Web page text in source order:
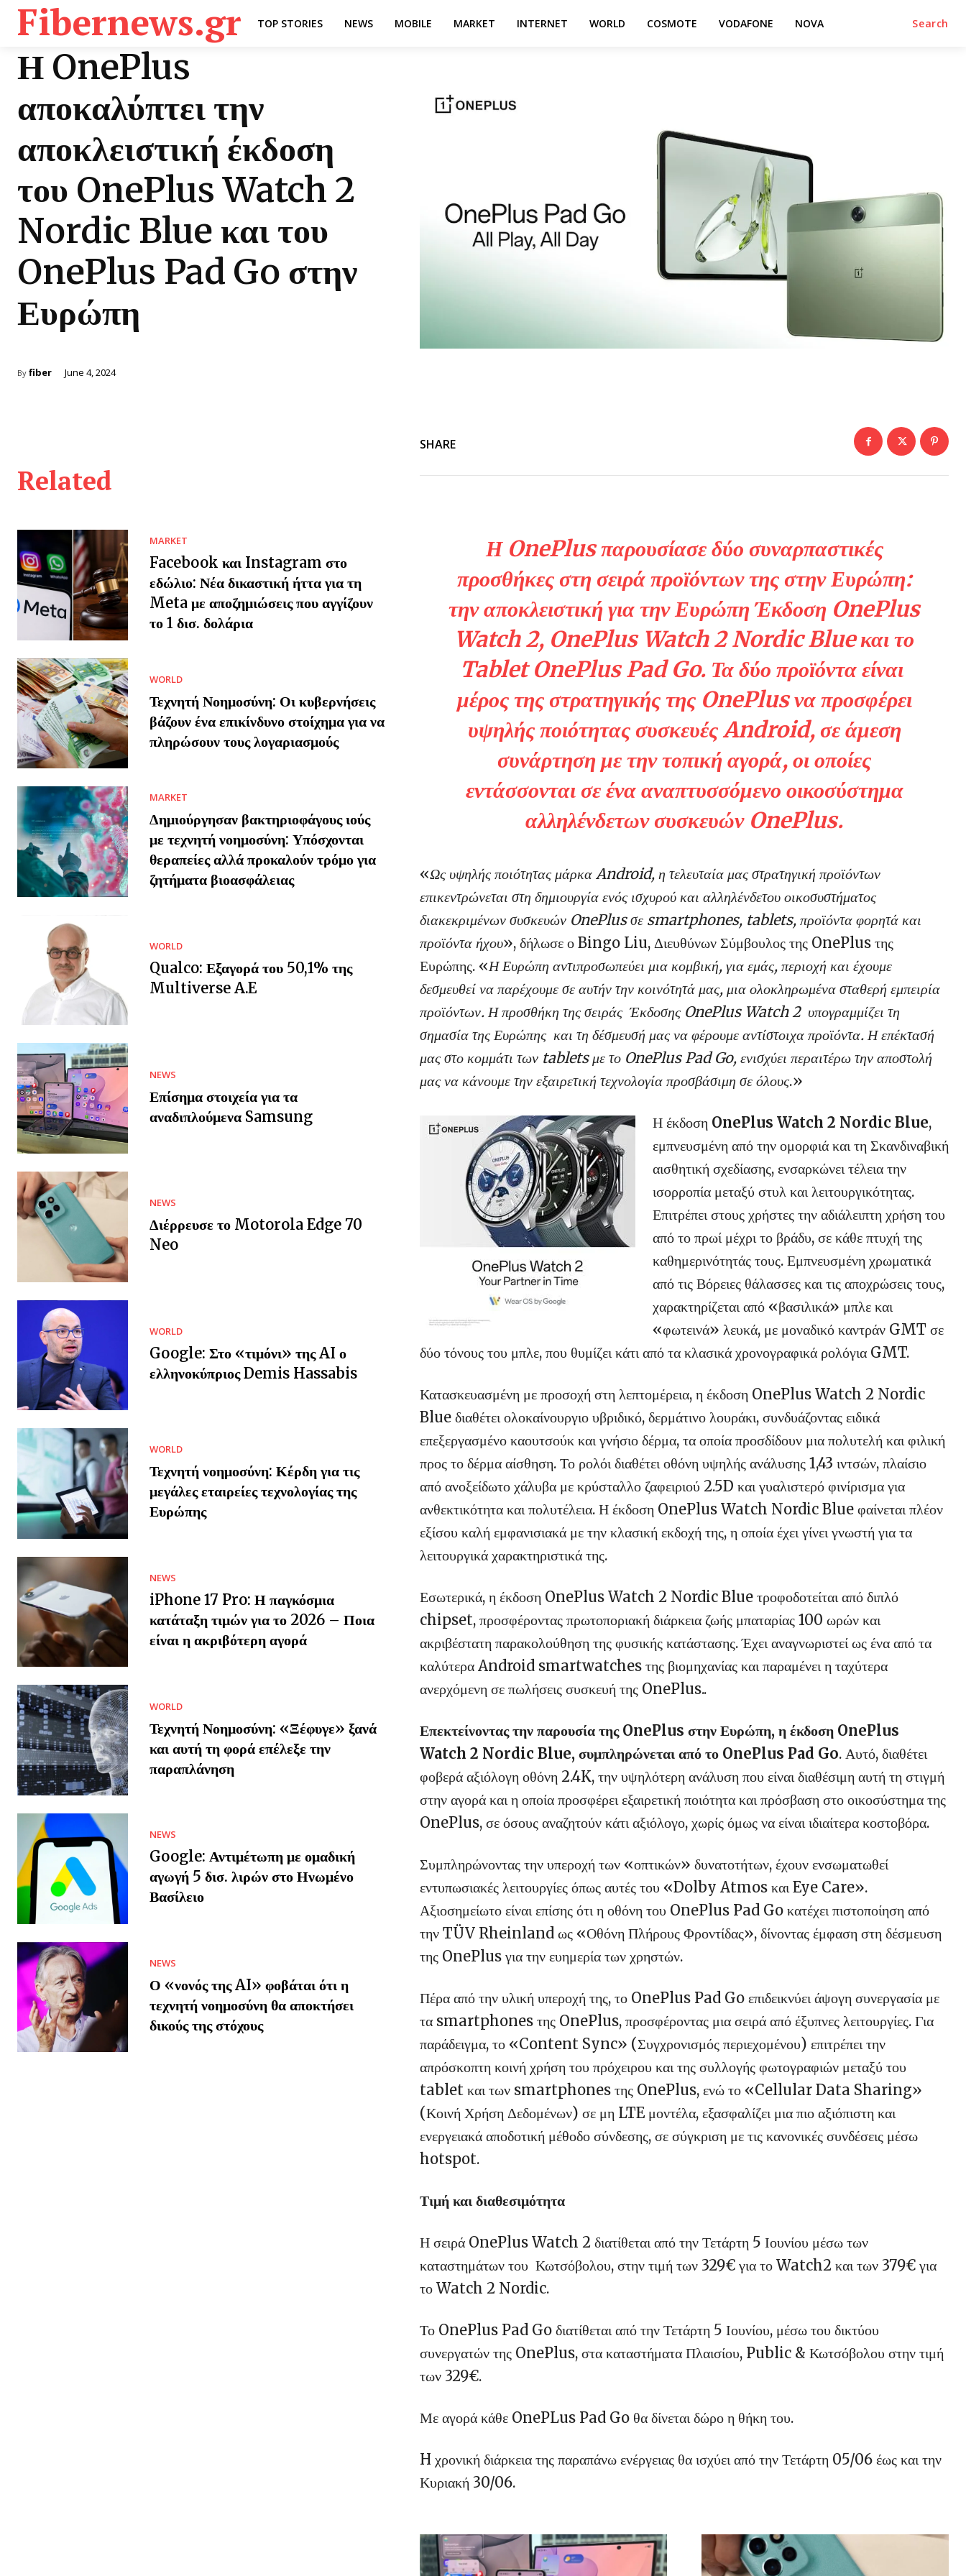
Fibernews.gr TOP STORIES NEWS MOBILE MARKET INTERNET WORLD COSMOTE VODAFONE NOVA Search
Η OnePlus
αποκαλύπτει την
αποκλειστική έκδοση
του OnePlus Watch 2
Nordic Blue και του
OnePlus Pad Go στην
Ευρώπη
By fiber June 4, 2024
Related
MARKET
Facebook και Instagram στο
εδώλιο: Νέα δικαστική ήττα για τη
Meta με αποζημιώσεις που αγγίζουν
το 1 δισ. δολάρια
WORLD
Τεχνητή Νοημοσύνη: Οι κυβερνήσεις
βάζουν ένα επικίνδυνο στοίχημα για να
πληρώσουν τους λογαριασμούς
MARKET
Δημιούργησαν βακτηριοφάγους ιούς
με τεχνητή νοημοσύνη: Υπόσχονται
θεραπείες αλλά προκαλούν τρόμο για
ζητήματα βιοασφάλειας
WORLD
Qualco: Εξαγορά του 50,1% της
Multiverse A.E
NEWS
Επίσημα στοιχεία για τα
αναδιπλούμενα Samsung
NEWS
Διέρρευσε το Motorola Edge 70
Neo
WORLD
Google: Στο «τιμόνι» της AI ο
ελληνοκύπριος Demis Hassabis
WORLD
Τεχνητή νοημοσύνη: Κέρδη για τις
μεγάλες εταιρείες τεχνολογίας της
Ευρώπης
NEWS
iPhone 17 Pro: Η παγκόσμια
κατάταξη τιμών για το 2026 – Ποια
είναι η ακριβότερη αγορά
WORLD
Τεχνητή Νοημοσύνη: «Ξέφυγε» ξανά
και αυτή τη φορά επέλεξε την
παραπλάνηση
NEWS
Google: Αντιμέτωπη με ομαδική
αγωγή 5 δισ. λιρών στο Ηνωμένο
Βασίλειο
NEWS
Ο «νονός της AI» φοβάται ότι η
τεχνητή νοημοσύνη θα αποκτήσει
δικούς της στόχους
SHARE
Η OnePlus παρουσίασε δύο συναρπαστικές
προσθήκες στη σειρά προϊόντων της στην Ευρώπη:
την αποκλειστική για την Ευρώπη Έκδοση OnePlus
Watch 2, OnePlus Watch 2 Nordic Blue και το
Tablet OnePlus Pad Go. Τα δύο προϊόντα είναι
μέρος της στρατηγικής της OnePlus να προσφέρει
υψηλής ποιότητας συσκευές Android, σε άμεση
συνάρτηση με την τοπική αγορά, οι οποίες
εντάσσονται σε ένα αναπτυσσόμενο οικοσύστημα
αλληλένδετων συσκευών OnePlus.
«Ως υψηλής ποιότητας μάρκα Android, η τελευταία μας στρατηγική προϊόντων
επικεντρώνεται στη δημιουργία ενός ισχυρού και αλληλένδετου οικοσυστήματος
διακεκριμένων συσκευών OnePlus σε smartphones, tablets, προϊόντα φορητά και
προϊόντα ήχου», δήλωσε ο Bingo Liu, Διευθύνων Σύμβουλος της OnePlus της
Ευρώπης. «Η Ευρώπη αντιπροσωπεύει μια κομβική, για εμάς, περιοχή και έχουμε
δεσμευθεί να παρέχουμε σε αυτήν την κοινότητά μας, μια ολοκληρωμένα σταθερή εμπειρία
προϊόντων. Η προσθήκη της σειράς Έκδοσης OnePlus Watch 2 υπογραμμίζει τη
σημασία της Ευρώπης και τη δέσμευσή μας να φέρουμε αντίστοιχα προϊόντα. Η επέκτασή
μας στο κομμάτι των tablets με το OnePlus Pad Go, ενισχύει περαιτέρω την αποστολή
μας να κάνουμε την εξαιρετική τεχνολογία προσβάσιμη σε όλους.»
Η έκδοση OnePlus Watch 2 Nordic Blue,
εμπνευσμένη από την ομορφιά και τη Σκανδιναβική
αισθητική σχεδίασης, ενσαρκώνει τέλεια την
ισορροπία μεταξύ στυλ και λειτουργικότητας.
Επιτρέπει στους χρήστες την αδιάλειπτη χρήση του
από το πρωί μέχρι το βράδυ, σε κάθε πτυχή της
καθημερινότητάς τους. Εμπνευσμένη χρωματικά
από τις Βόρειες θάλασσες και τις αποχρώσεις τους,
χαρακτηρίζεται από «βασιλικά» μπλε και
«φωτεινά» λευκά, με μοναδικό καντράν GMT σε
δύο τόνους του μπλε, που θυμίζει κάτι από τα κλασικά χρονογραφικά ρολόγια GMT.
Κατασκευασμένη με προσοχή στη λεπτομέρεια, η έκδοση OnePlus Watch 2 Nordic
Blue διαθέτει ολοκαίνουργιο υβριδικό, δερμάτινο λουράκι, συνδυάζοντας ειδικά
επεξεργασμένο καουτσούκ και γνήσιο δέρμα, τα οποία προσδίδουν μια πολυτελή και φιλική
προς το δέρμα αίσθηση. Το ρολόι διαθέτει οθόνη υψηλής ανάλυσης 1,43 ιντσών, πλαίσιο
από ανοξείδωτο χάλυβα με κρύσταλλο ζαφειριού 2.5D και γυαλιστερό φινίρισμα για
ανθεκτικότητα και πολυτέλεια. Η έκδοση OnePlus Watch Nordic Blue φαίνεται πλέον
εξίσου καλή εμφανισιακά με την κλασική εκδοχή της, η οποία έχει γίνει γνωστή για τα
λειτουργικά χαρακτηριστικά της.
Εσωτερικά, η έκδοση OnePlus Watch 2 Nordic Blue τροφοδοτείται από διπλό
chipset, προσφέροντας πρωτοποριακή διάρκεια ζωής μπαταρίας 100 ωρών και
ακριβέστατη παρακολούθηση της φυσικής κατάστασης. Έχει αναγνωριστεί ως ένα από τα
καλύτερα Android smartwatches της βιομηχανίας και παραμένει η ταχύτερα
ανερχόμενη σε πωλήσεις συσκευή της OnePlus..
Επεκτείνοντας την παρουσία της OnePlus στην Ευρώπη, η έκδοση OnePlus
Watch 2 Nordic Blue, συμπληρώνεται από το OnePlus Pad Go. Αυτό, διαθέτει
φοβερά αξιόλογη οθόνη 2.4K, την υψηλότερη ανάλυση που είναι διαθέσιμη αυτή τη στιγμή
στην αγορά και η οποία προσφέρει εξαιρετική ποιότητα και πρόσβαση στο οικοσύστημα της
OnePlus, σε όσους αναζητούν κάτι αξιόλογο, χωρίς όμως να είναι ιδιαίτερα κοστοβόρα.
Συμπληρώνοντας την υπεροχή των «οπτικών» δυνατοτήτων, έχουν ενσωματωθεί
εντυπωσιακές λειτουργίες όπως αυτές του «Dolby Atmos και Eye Care».
Αξιοσημείωτο είναι επίσης ότι η οθόνη του OnePlus Pad Go κατέχει πιστοποίηση από
την TÜV Rheinland ως «Οθόνη Πλήρους Φροντίδας», δίνοντας έμφαση στη δέσμευση
της OnePlus για την ευημερία των χρηστών.
Πέρα από την υλική υπεροχή της, το OnePlus Pad Go επιδεικνύει άψογη συνεργασία με
τα smartphones της OnePlus, προσφέροντας μια σειρά από έξυπνες λειτουργίες. Για
παράδειγμα, το «Content Sync» (Συγχρονισμός περιεχομένου) επιτρέπει την
απρόσκοπτη κοινή χρήση του πρόχειρου και της συλλογής φωτογραφιών μεταξύ του
tablet και των smartphones της OnePlus, ενώ το «Cellular Data Sharing»
(Κοινή Χρήση Δεδομένων) σε μη LTE μοντέλα, εξασφαλίζει μια πιο αξιόπιστη και
ενεργειακά αποδοτική μέθοδο σύνδεσης, σε σύγκριση με τις κανονικές συνδέσεις μέσω
hotspot.
Τιμή και διαθεσιμότητα
Η σειρά OnePlus Watch 2 διατίθεται από την Τετάρτη 5 Ιουνίου μέσω των
καταστημάτων του Κωτσόβολου, στην τιμή των 329€ για το Watch2 και των 379€ για
το Watch 2 Nordic.
Το OnePlus Pad Go διατίθεται από την Τετάρτη 5 Ιουνίου, μέσω του δικτύου
συνεργατών της OnePlus, στα καταστήματα Πλαισίου, Public & Κωτσόβολου στην τιμή
των 329€.
Με αγορά κάθε OnePLus Pad Go θα δίνεται δώρο η θήκη του.
H χρονική διάρκεια της παραπάνω ενέργειας θα ισχύει από την Τετάρτη 05/06 έως και την
Κυριακή 30/06.